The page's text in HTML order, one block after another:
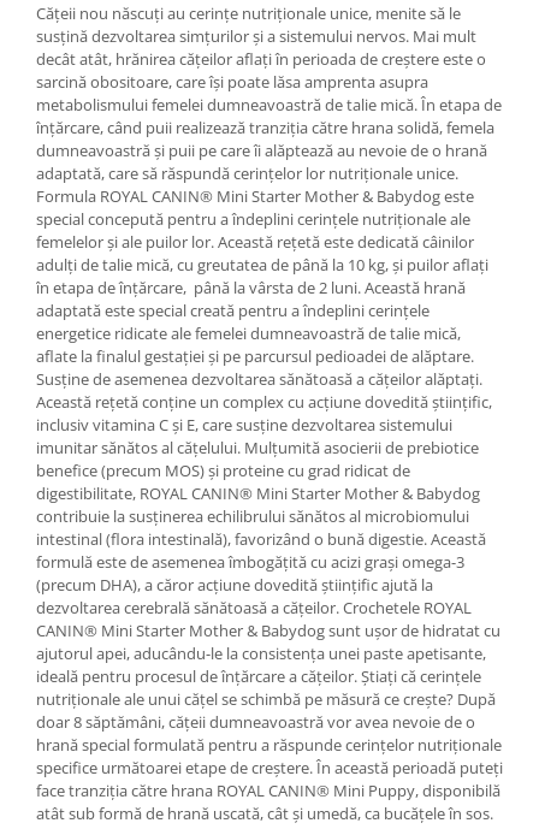
Cățeii nou născuți au cerințe nutriționale unice, menite să le
susțină dezvoltarea simțurilor și a sistemului nervos. Mai mult
decât atât, hrănirea cățeilor aflați în perioada de creștere este o
sarcină obositoare, care își poate lăsa amprenta asupra
metabolismului femelei dumneavoastră de talie mică. În etapa de
înțărcare, când puii realizează tranziția către hrana solidă, femela
dumneavoastră și puii pe care îi alăptează au nevoie de o hrană
adaptată, care să răspundă cerințelor lor nutriționale unice.
Formula ROYAL CANIN® Mini Starter Mother & Babydog este
special concepută pentru a îndeplini cerințele nutriționale ale
femelelor și ale puilor lor. Această rețetă este dedicată câinilor
adulți de talie mică, cu greutatea de până la 10 kg, și puilor aflați
în etapa de înțărcare, până la vârsta de 2 luni. Această hrană
adaptată este special creată pentru a îndeplini cerințele
energetice ridicate ale femelei dumneavoastră de talie mică,
aflate la finalul gestației și pe parcursul pedioadei de alăptare.
Susține de asemenea dezvoltarea sănătoasă a cățeilor alăptați.
Această rețetă conține un complex cu acțiune dovedită științific,
inclusiv vitamina C și E, care susține dezvoltarea sistemului
imunitar sănătos al cățelului. Mulțumită asocierii de prebiotice
benefice (precum MOS) și proteine cu grad ridicat de
digestibilitate, ROYAL CANIN® Mini Starter Mother & Babydog
contribuie la susținerea echilibrului sănătos al microbiomului
intestinal (flora intestinală), favorizând o bună digestie. Această
formulă este de asemenea îmbogățită cu acizi grași omega-3
(precum DHA), a căror acțiune dovedită științific ajută la
dezvoltarea cerebrală sănătoasă a cățeilor. Crochetele ROYAL
CANIN® Mini Starter Mother & Babydog sunt ușor de hidratat cu
ajutorul apei, aducându-le la consistența unei paste apetisante,
ideală pentru procesul de înțărcare a cățeilor. Știați că cerințele
nutriționale ale unui cățel se schimbă pe măsură ce crește? După
doar 8 săptămâni, cățeii dumneavoastră vor avea nevoie de o
hrană special formulată pentru a răspunde cerințelor nutriționale
specifice următoarei etape de creștere. În această perioadă puteți
face tranziția către hrana ROYAL CANIN® Mini Puppy, disponibilă
atât sub formă de hrană uscată, cât și umedă, ca bucățele în sos.